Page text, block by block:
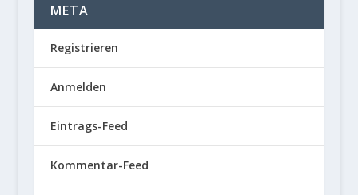
META
Registrieren
Anmelden
Eintrags-Feed
Kommentar-Feed